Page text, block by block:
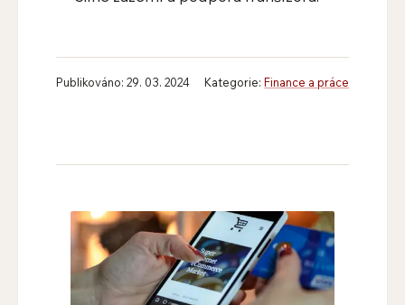
Publikováno: 29. 03. 2024 Kategorie:Finance a práce